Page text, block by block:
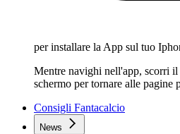
per installare la App sul tuo
Mentre navighi nell'app, scorri il
schermo per tornare alle pagine
Consigli Fantacalcio
News